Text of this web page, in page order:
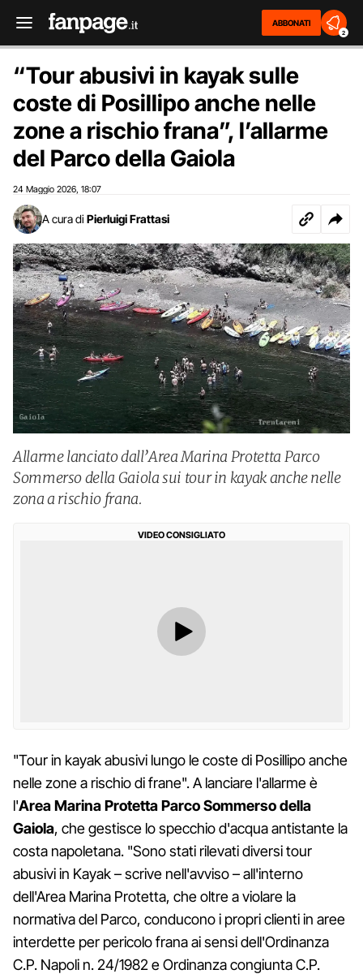
ABBONATI
2
“Tour abusivi in kayak sulle
coste di Posillipo anche nelle
zone a rischio frana”, l’allarme
del Parco della Gaiola
24 Maggio 2026 18:07
A cura di Pierluigi Frattasi
Allarme lanciato dall’Area Marina Protetta Parco
Sommerso della Gaiola sui tour in kayak anche nelle
zona a rischio frana.
VIDEO CONSIGLIATO
"Tour in kayak abusivi lungo le coste di Posillipo anche
nelle zone a rischio di frane". A lanciare l'allarme è
l'Area Marina Protetta Parco Sommerso della
Gaiola, che gestisce lo specchio d'acqua antistante la
costa napoletana. "Sono stati rilevati diversi tour
abusivi in Kayak – scrive nell'avviso – all'interno
dell'Area Marina Protetta, che oltre a violare la
normativa del Parco, conducono i propri clienti in aree
interdette per pericolo frana ai sensi dell'Ordinanza
C.P. Napoli n. 24/1982 e Ordinanza congiunta C.P.